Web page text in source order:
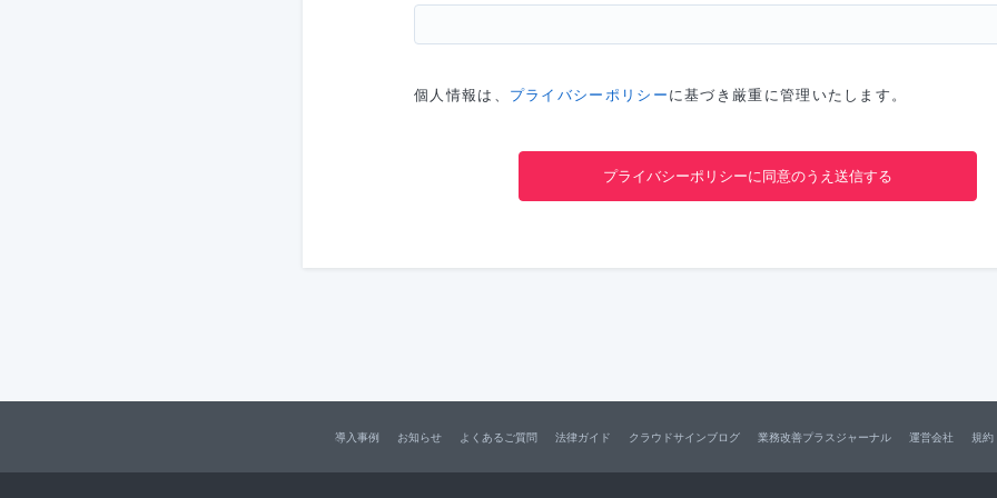
個人情報は、 プライバシーポリシーに基づき厳重に管理いたします。
導入事例 お知らせ よくあるご質問 法律ガイド クラウドサインブログ 業務改善プラスジャーナル 運営会社 規約